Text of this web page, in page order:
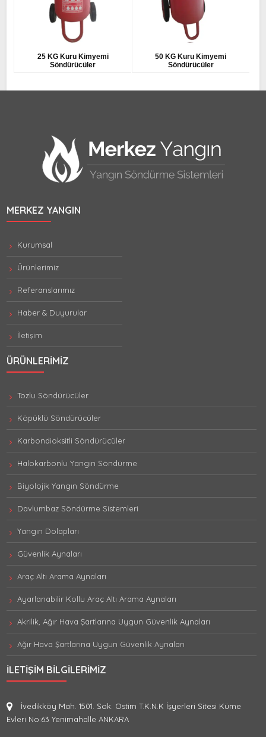
25 KG Kuru Kimyemi
Söndürücüler
50 KG Kuru Kimyemi
Söndürücüler
MERKEZ YANGIN
Kurumsal
Ürünlerimiz
Referanslarımız
Haber & Duyurular
İletişim
ÜRÜNLERIMIZ
Tozlu Söndürücüler
Köpüklü Söndürücüler
Karbondioksitli Söndürücüler
Halokarbonlu Yangın Söndürme
Biyolojik Yangın Söndürme
Davlumbaz Söndürme Sistemleri
Yangın Dolapları
Güvenlik Aynaları
Araç Altı Arama Aynaları
Ayarlanabilir Kollu Araç Altı Arama Aynaları
Akrilik, Ağır Hava Şartlarına Uygun Güvenlik Aynaları
Ağır Hava Şartlarına Uygun Güvenlik Aynaları
İLETIŞIM BILGILERIMIZ
İvedikköy Mah. 1501. Sok. Ostim T.K.N.K İşyerleri Sitesi Küme
Evleri No:63 Yenimahalle ANKARA